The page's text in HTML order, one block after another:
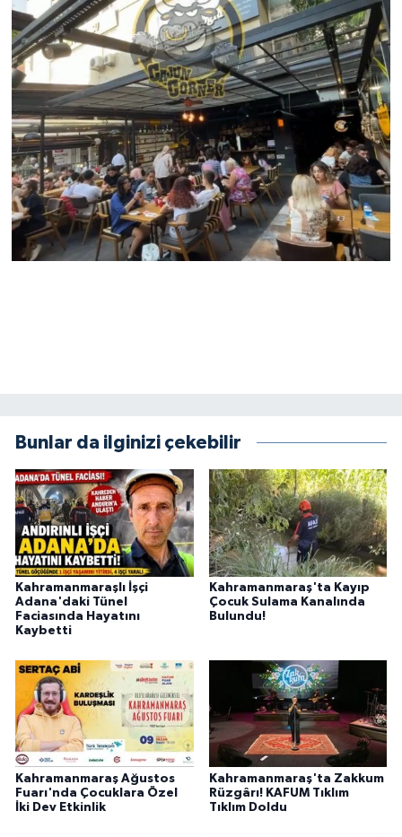
Bunlar da ilginizi çekebilir
Kahramanmaraşlı İşçi
Adana'daki Tünel
Faciasında Hayatını
Kaybetti
Kahramanmaraş'ta Kayıp
Çocuk Sulama Kanalında
Bulundu!
Kahramanmaraş Ağustos
Fuarı'nda Çocuklara Özel
İki Dev Etkinlik
Kahramanmaraş'ta Zakkum
Rüzgârı! KAFUM Tıklım
Tıklım Doldu